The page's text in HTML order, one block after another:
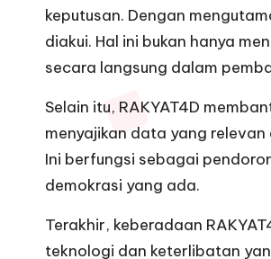
keputusan. Dengan
diakui. Hal ini bukan hanya
secara langsung dalam
Selain itu, RAKYAT4D
menyajikan data yang
Ini berfungsi sebagai
demokrasi yang ada.
Terakhir, keberadaan
teknologi dan keterlibatan